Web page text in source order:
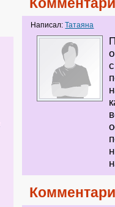
Написал:Татаяна